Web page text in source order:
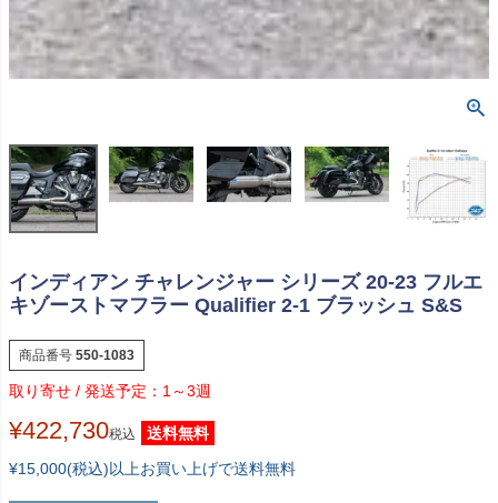
インディアン チャレンジャー シリーズ 20-23 フルエ
キゾーストマフラー Qualifier 2-1 ブラッシュ S&S
商品番号 550-1083
1～3週
¥422,730税込
送料無料
¥15,000(税込)以上お買い上げで送料無料